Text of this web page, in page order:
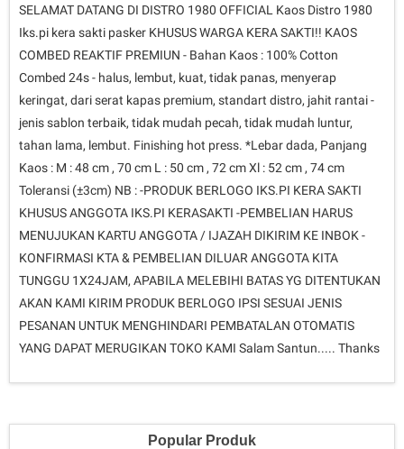
SELAMAT DATANG DI DISTRO 1980 OFFICIAL Kaos Distro 1980
Iks.pi kera sakti pasker KHUSUS WARGA KERA SAKTI!! KAOS
COMBED REAKTIF PREMIUN - Bahan Kaos : 100% Cotton
Combed 24s - halus, lembut, kuat, tidak panas, menyerap
keringat, dari serat kapas premium, standart distro, jahit rantai -
jenis sablon terbaik, tidak mudah pecah, tidak mudah luntur,
tahan lama, lembut. Finishing hot press. *Lebar dada, Panjang
Kaos : M : 48 cm , 70 cm L : 50 cm , 72 cm Xl : 52 cm , 74 cm
Toleransi (±3cm) NB : -PRODUK BERLOGO IKS.PI KERA SAKTI
KHUSUS ANGGOTA IKS.PI KERASAKTI -PEMBELIAN HARUS
MENUJUKAN KARTU ANGGOTA / IJAZAH DIKIRIM KE INBOK -
KONFIRMASI KTA & PEMBELIAN DILUAR ANGGOTA KITA
TUNGGU 1X24JAM, APABILA MELEBIHI BATAS YG DITENTUKAN
AKAN KAMI KIRIM PRODUK BERLOGO IPSI SESUAI JENIS
PESANAN UNTUK MENGHINDARI PEMBATALAN OTOMATIS
YANG DAPAT MERUGIKAN TOKO KAMI Salam Santun..... Thanks
Popular Produk